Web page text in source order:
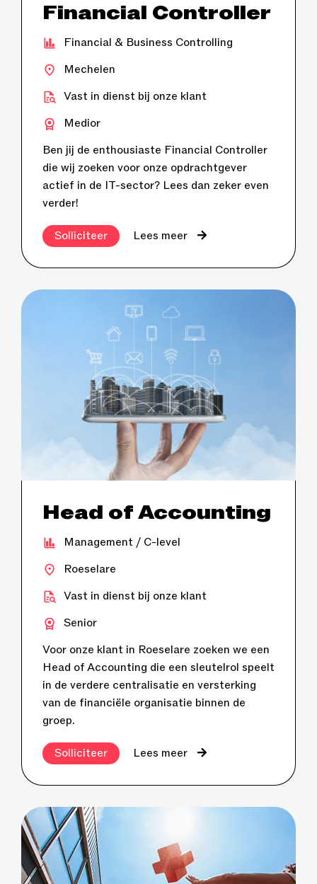
Financial Controller
Financial & Business Controlling
Mechelen
Vast in dienst bij onze klant
Medior
Ben jij de enthousiaste Financial Controller
die wij zoeken voor onze opdrachtgever
actief in de IT-sector? Lees dan zeker even
verder!
Solliciteer Lees meer
Head of Accounting
Management / C-level
Roeselare
Vast in dienst bij onze klant
Senior
Voor onze klant in Roeselare zoeken we een
Head of Accounting die een sleutelrol speelt
in de verdere centralisatie en versterking
van de financiële organisatie binnen de
groep.
Solliciteer Lees meer